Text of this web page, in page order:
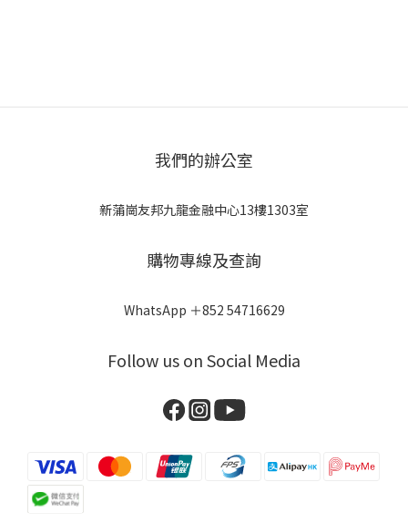
我們的辦公室
新蒲崗友邦九龍金融中心13樓1303室
購物專線及查詢
WhatsApp ＋852 54716629
Follow us on Social Media